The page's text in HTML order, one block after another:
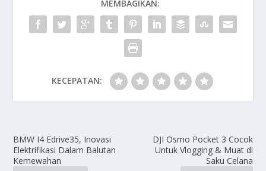
MEMBAGIKAN:
KECEPATAN:
BMW I4 Edrive35, Inovasi
Elektrifikasi Dalam Balutan
Kemewahan
DJI Osmo Pocket 3 Cocok
Untuk Vlogging & Muat di
Saku Celana